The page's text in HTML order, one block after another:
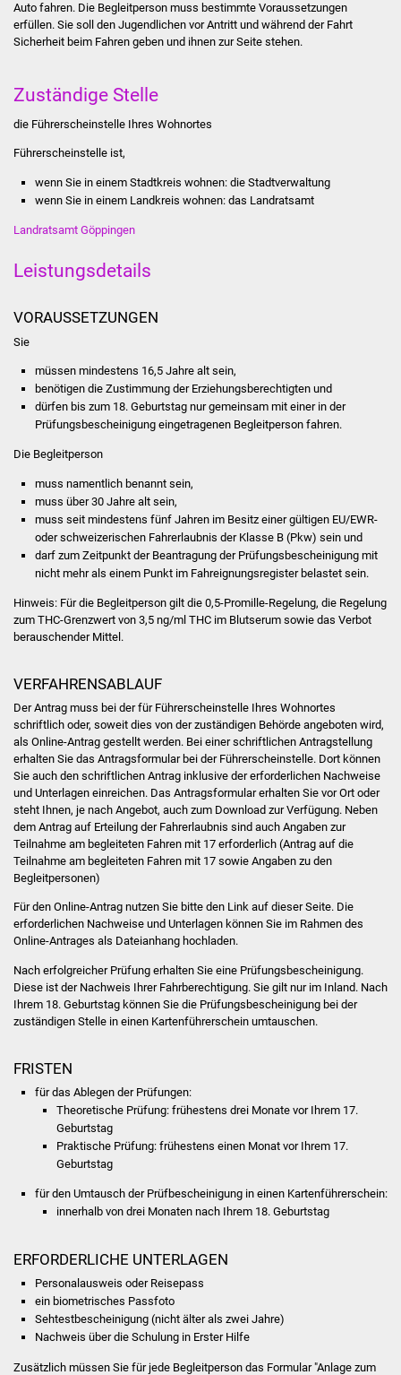
Veröffentlichungen
Stadtinfo
Sanierung Hallenbad
Presse
Bürger & Service
Was erledige ich wo
Formulare
Bürgerinfos
Bildung
Schulen
Kindergärten
Kolping-Musikschule
Volkshochschule
Soziale Einrichtungen
Lokale Agenda
Jugendhaus
Fachteam Jugend
Familienzentrum
Suenergie
Auto fahren. Die Begleitperson muss bestimmte Voraussetzungen
erfüllen. Sie soll den Jugendlichen vor Antritt und während der Fahrt
Sicherheit beim Fahren geben und ihnen zur Seite stehen.
Zuständige Stelle
die Führerscheinstelle Ihres Wohnortes
Führerscheinstelle ist,
wenn Sie in einem Stadtkreis wohnen: die Stadtverwaltung
wenn Sie in einem Landkreis wohnen: das Landratsamt
Landratsamt Göppingen
Leistungsdetails
VORAUSSETZUNGEN
Sie
müssen mindestens 16,5 Jahre alt sein,
benötigen die Zustimmung der Erziehungsberechtigten und
dürfen bis zum 18. Geburtstag nur gemeinsam mit einer in der
Prüfungsbescheinigung eingetragenen Begleitperson fahren.
Die Begleitperson
muss namentlich benannt sein,
muss über 30 Jahre alt sein,
muss seit mindestens fünf Jahren im Besitz einer gültigen EU/EWR-
oder schweizerischen Fahrerlaubnis der Klasse B (Pkw) sein und
darf zum Zeitpunkt der Beantragung der Prüfungsbescheinigung mit
nicht mehr als einem Punkt im Fahreignungsregister belastet sein.
Hinweis:Für die Begleitperson gilt die 0,5-Promille-Regelung, die Regelung
zum THC-Grenzwert von 3,5 ng/ml THC im Blutserum sowie das Verbot
berauschender Mittel.
VERFAHRENSABLAUF
Der Antrag muss bei der für Führerscheinstelle Ihres Wohnortes
schriftlich oder, soweit dies von der zuständigen Behörde angeboten wird,
als Online-Antrag gestellt werden. Bei einer schriftlichen Antragstellung
erhalten Sie das Antragsformular bei der Führerscheinstelle. Dort können
Sie auch den schriftlichen Antrag inklusive der erforderlichen Nachweise
und Unterlagen einreichen. Das Antragsformular erhalten Sie vor Ort oder
steht Ihnen, je nach Angebot, auch zum Download zur Verfügung. Neben
dem Antrag auf Erteilung der Fahrerlaubnis sind auch Angaben zur
Teilnahme am begleiteten Fahren mit 17 erforderlich (Antrag auf die
Teilnahme am begleiteten Fahren mit 17 sowie Angaben zu den
Begleitpersonen)
Für den Online-Antrag nutzen Sie bitte den Link auf dieser Seite. Die
erforderlichen Nachweise und Unterlagen können Sie im Rahmen des
Online-Antrages als Dateianhang hochladen.
Nach erfolgreicher Prüfung erhalten Sie eine Prüfungsbescheinigung.
Diese ist der Nachweis Ihrer Fahrberechtigung. Sie gilt nur im Inland. Nach
Ihrem 18. Geburtstag können Sie die Prüfungsbescheinigung bei der
zuständigen Stelle in einen Kartenführerschein umtauschen.
FRISTEN
für das Ablegen der Prüfungen:
Theoretische Prüfung: frühestens drei Monate vor Ihrem 17.
Geburtstag
Praktische Prüfung: frühestens einen Monat vor Ihrem 17.
Geburtstag
für den Umtausch der Prüfbescheinigung in einen Kartenführerschein:
innerhalb von drei Monaten nach Ihrem 18. Geburtstag
ERFORDERLICHE UNTERLAGEN
Personalausweis oder Reisepass
ein biometrisches Passfoto
Sehtestbescheinigung (nicht älter als zwei Jahre)
Nachweis über die Schulung in Erster Hilfe
Zusätzlich müssen Sie für jede Begleitperson das Formular "Anlage zum